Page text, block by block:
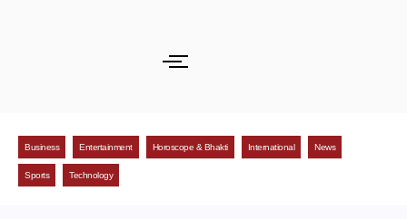
Business Entertainment Horoscope & Bhakti International News
Sports Technology